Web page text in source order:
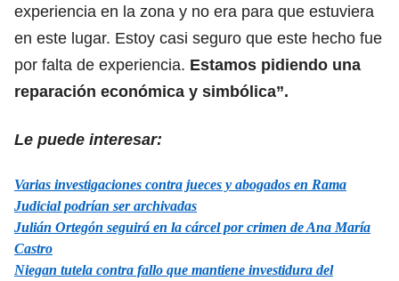
experiencia en la zona y no era para que estuviera
en este lugar. Estoy casi seguro que este hecho fue
por falta de experiencia. Estamos pidiendo una
reparación económica y simbólica”.
Le puede interesar:
Varias investigaciones contra jueces y abogados en Rama
Judicial podrían ser archivadas
Julián Ortegón seguirá en la cárcel por crimen de Ana María
Castro
Niegan tutela contra fallo que mantiene investidura del